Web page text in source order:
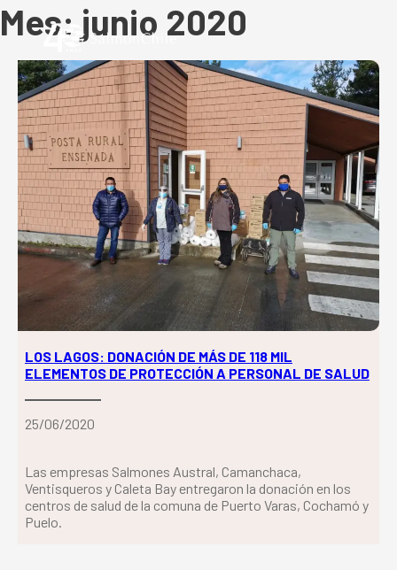
Mes: junio 2020
LOS LAGOS: DONACIÓN DE MÁS DE 118 MIL
ELEMENTOS DE PROTECCIÓN A PERSONAL DE SALUD
25/06/2020
Las empresas Salmones Austral, Camanchaca,
Ventisqueros y Caleta Bay entregaron la donación en los
centros de salud de la comuna de Puerto Varas, Cochamó y
Puelo.